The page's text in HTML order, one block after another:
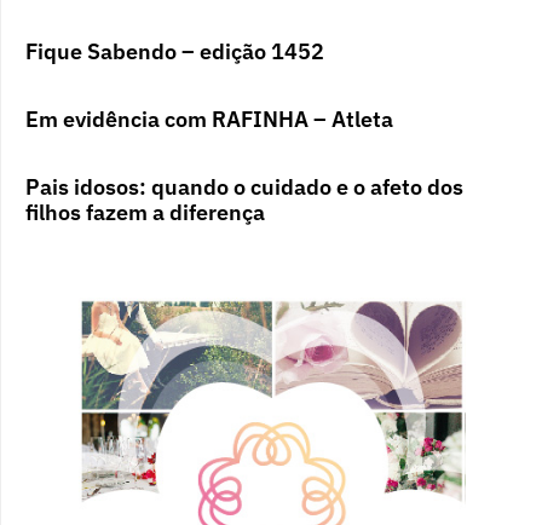
Fique Sabendo – edição 1452
Em evidência com RAFINHA – Atleta
Pais idosos: quando o cuidado e o afeto dos
filhos fazem a diferença